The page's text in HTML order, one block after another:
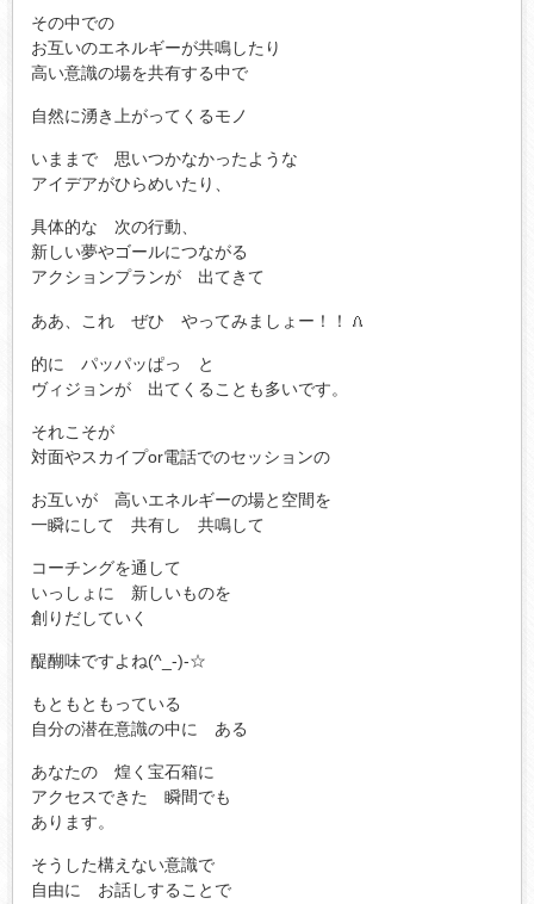
その中での
お互いのエネルギーが共鳴したり
高い意識の場を共有する中で
自然に湧き上がってくるモノ
いままで 思いつかなかったような
アイデアがひらめいたり、
具体的な 次の行動、
新しい夢やゴールにつながる
アクションプランが 出てきて
ああ、これ ぜひ やってみましょー！！
的に パッパッぱっ と
ヴィジョンが 出てくることも多いです。
それこそが
対面やスカイプor電話でのセッションの
お互いが 高いエネルギーの場と空間を
一瞬にして 共有し 共鳴して
コーチングを通して
いっしょに 新しいものを
創りだしていく
醍醐味ですよね(^_-)-☆
もともともっている
自分の潜在意識の中に ある
あなたの 煌く宝石箱に
アクセスできた 瞬間でも
あります。
そうした構えない意識で
自由に お話しすることで